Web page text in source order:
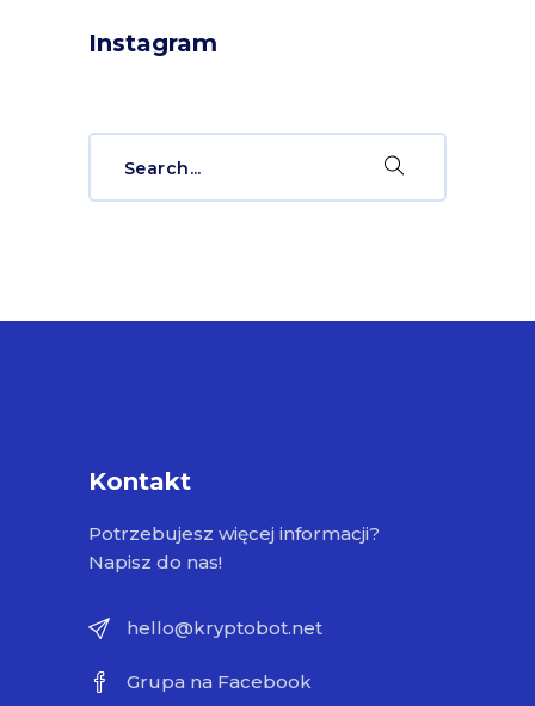
Instagram
Kontakt
Potrzebujesz więcej informacji?
Napisz do nas!
hello@kryptobot.net
Grupa na Facebook